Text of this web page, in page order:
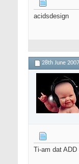
acidsdesign
28th June
Ti-am dat